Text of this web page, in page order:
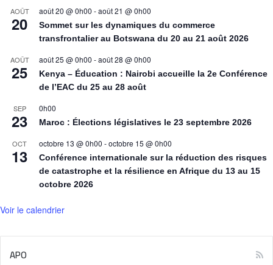
AOÛT
20
août 20 @ 0h00 -août 21 @ 0h00
Sommet sur les dynamiques du commerce
transfrontalier au Botswana du 20 au 21 août 2026
AOÛT
25
août 25 @ 0h00 -août 28 @ 0h00
Kenya – Éducation : Nairobi accueille la 2e Conférence
de l’EAC du 25 au 28 août
SEP
23
0h00
Maroc : Élections législatives le 23 septembre 2026
OCT
13
octobre 13 @ 0h00 -octobre 15 @ 0h00
Conférence internationale sur la réduction des risques
de catastrophe et la résilience en Afrique du 13 au 15
octobre 2026
Voir le calendrier
APO